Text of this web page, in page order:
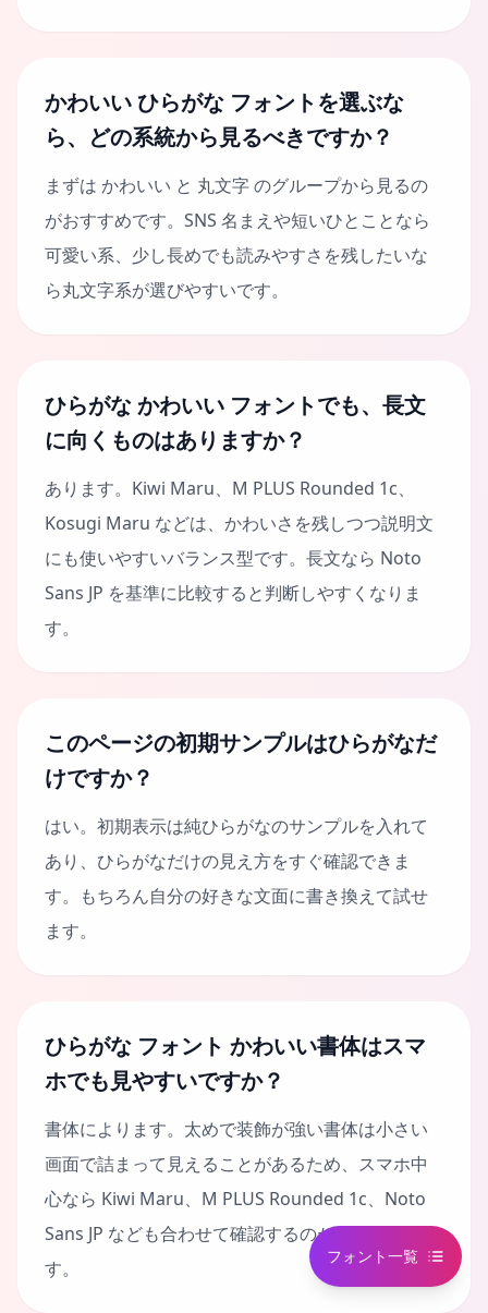
かわいい ひらがな フォントを選ぶな
ら、どの系統から見るべきですか？
まずは かわいい と 丸文字 のグループから見るの
がおすすめです。SNS 名まえや短いひとことなら
可愛い系、少し長めでも読みやすさを残したいな
ら丸文字系が選びやすいです。
ひらがな かわいい フォントでも、長文
に向くものはありますか？
あります。Kiwi Maru、M PLUS Rounded 1c、
Kosugi Maru などは、かわいさを残しつつ説明文
にも使いやすいバランス型です。長文なら Noto
Sans JP を基準に比較すると判断しやすくなりま
す。
このページの初期サンプルはひらがなだ
けですか？
はい。初期表示は純ひらがなのサンプルを入れて
あり、ひらがなだけの見え方をすぐ確認できま
す。もちろん自分の好きな文面に書き換えて試せ
ます。
ひらがな フォント かわいい書体はスマ
ホでも見やすいですか？
書体によります。太めで装飾が強い書体は小さい
画面で詰まって見えることがあるため、スマホ中
心なら Kiwi Maru、M PLUS Rounded 1c、Noto
Sans JP なども合わせて確認するのがおすすめで
す。
フォント一覧